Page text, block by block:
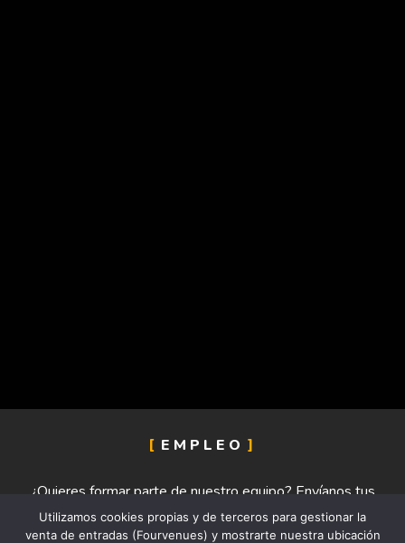
EMPLEO
¿Quieres formar parte de nuestro equipo? Envíanos tus
datos
Utilizamos cookies propias y de terceros para gestionar la
venta de entradas (Fourvenues) y mostrarte nuestra ubicación